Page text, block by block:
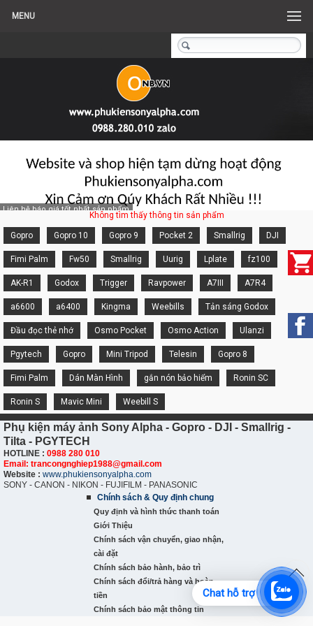
MENU
Liên hệ báo giá tốt nhất sản phẩm
Không tìm thấy thông tin sản phẩm
Gopro Gopro 10 Gopro 9 Pocket 2 Smallrig DJI
Fimi Palm Fw50 Smallrig Uurig Lplate fz100
AK-R1 Godox Trigger Ravpower A7III A7R4
a6600 a6400 Kingma Weebills Tản sáng Godox
Đầu đọc thẻ nhớ Osmo Pocket Osmo Action Ulanzi
Pgytech Gopro Mini Tripod Telesin Gopro 8
Fimi Palm Dán Màn Hình gắn nón bảo hiểm Ronin SC
Ronin S Mavic Mini Weebill S
Phụ kiện máy ảnh Sony Alpha - Gopro - DJI - Smallrig -
Tilta - PGYTECH
HOTLINE : 0988 280 010
Email: trancongnghiep1988@gmail.com
Website : www.phukiensonyalpha.com
SONY - CANON - NIKON - FUJIFILM - PANASONIC
Chính sách & Quy định chung
Quy định và hình thức thanh toán
Giới Thiệu
Chính sách vận chuyển, giao nhận,
cài đặt
Chính sách bảo hành, bảo trì
Chính sách đổi/trả hàng và hoàn
tiền
Chính sách bảo mật thông tin
Chat hỗ trợ